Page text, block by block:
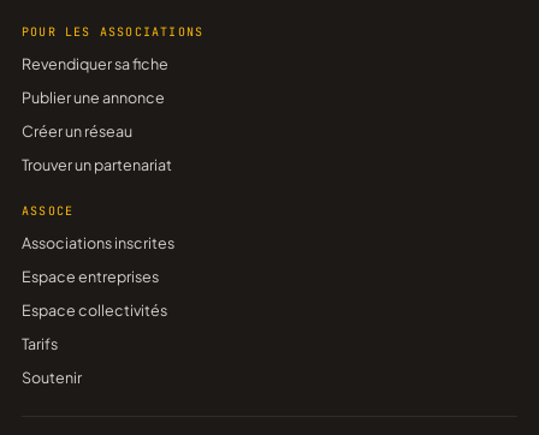
POUR LES ASSOCIATIONS
Revendiquer sa fiche
Publier une annonce
Créer un réseau
Trouver un partenariat
ASSOCE
Associations inscrites
Espace entreprises
Espace collectivités
Tarifs
Soutenir